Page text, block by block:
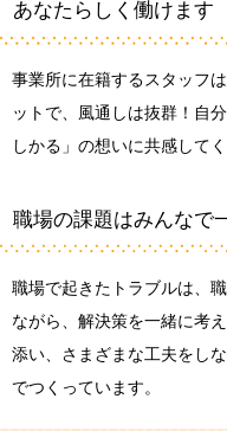
あなたらしく働けます
事業所に在籍するスタッフ
ットで、風通しは抜群！自
しかる」の想いに共感して
職場の課題はみんなで
職場で起きたトラブルは、
ながら、解決策を一緒に考
添い、さまざまな工夫をし
でつくっています。